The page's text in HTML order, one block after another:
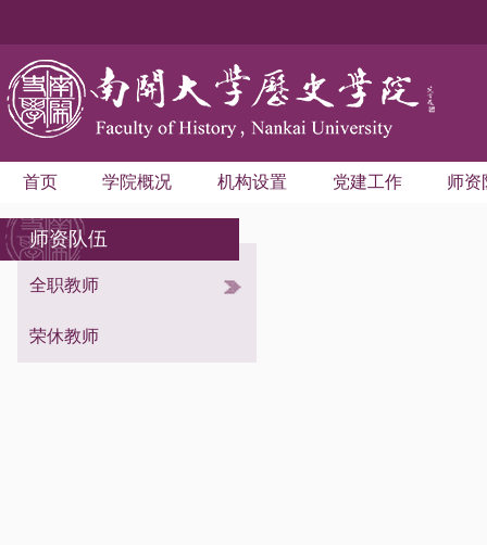
首页 学院概况 机构设置 党建工作 师资
师资队伍
全职教师
中国史学系
世界史学系
考古学与博物馆学系
荣休教师